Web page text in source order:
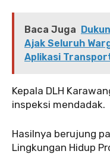
Baca Juga
Ajak Seluruh
Aplikasi
‎‎Kepala DLH
inspeksi mendadak.
‎‎Hasilnya berujung
Lingkungan Hidup